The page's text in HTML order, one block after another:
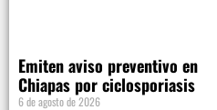
Emiten aviso preventivo en
Chiapas por ciclosporiasis
6 de agosto de 2026